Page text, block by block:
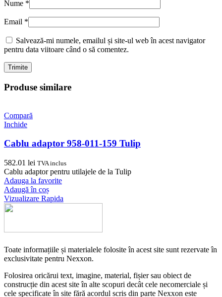
Nume *
Email *
Salvează-mi numele, emailul și site-ul web în acest navigator
pentru data viitoare când o să comentez.
Produse similare
Compară
Inchide
Cablu adaptor 958-011-159 Tulip
582.01 lei TVA inclus
Cablu adaptor pentru utilajele de la Tulip
Adauga la favorite
Adaugă în coș
Vizualizare Rapida
Toate informațiile și materialele folosite în acest site sunt rezervate în
exclusivitate pentru Nexxon.
Folosirea oricărui text, imagine, material, fișier sau obiect de
construcție din acest site în alte scopuri decât cele necomerciale și
cele specificate în site fără acordul scris din parte Nexxon este